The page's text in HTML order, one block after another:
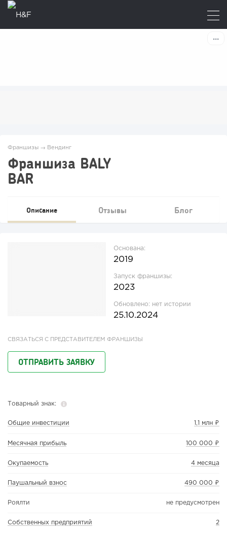
Франшизы → Вендинг
Франшиза BALY
BAR
Описание Отзывы Блог
Основана:
2019
Запуск франшизы:
2023
Обновлено: нет истории
25.10.2024
СВЯЗАТЬСЯ С ПРЕДСТАВИТЕЛЕМ ФРАНШИЗЫ
ОТПРАВИТЬ ЗАЯВКУ
Товарный знак:
Общие инвестиции 1,1 млн ₽
Месячная прибыль 100 000 ₽
Окупаемость 4 месяца
Паушальный взнос 490 000 ₽
Роялти не предусмотрен
Собственных предприятий 2